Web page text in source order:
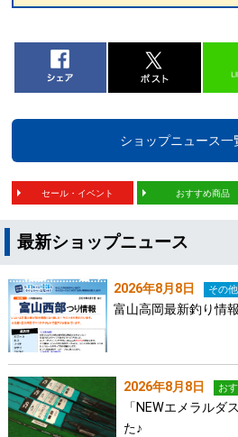
ショップニュース一
セール・イベント おすすめ商品
最新ショップニュース
2026年8月8日 その
富山高岡最新釣り情
2026年8月8日 お
「NEWエメラルダ
た♪